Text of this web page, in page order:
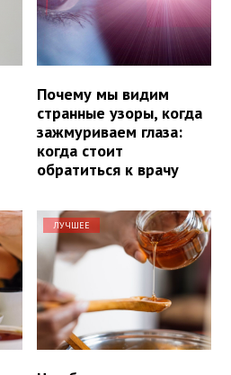
Почему мы видим
странные узоры, когда
зажмуриваем глаза:
когда стоит
обратиться к врачу
ЛУЧШЕЕ